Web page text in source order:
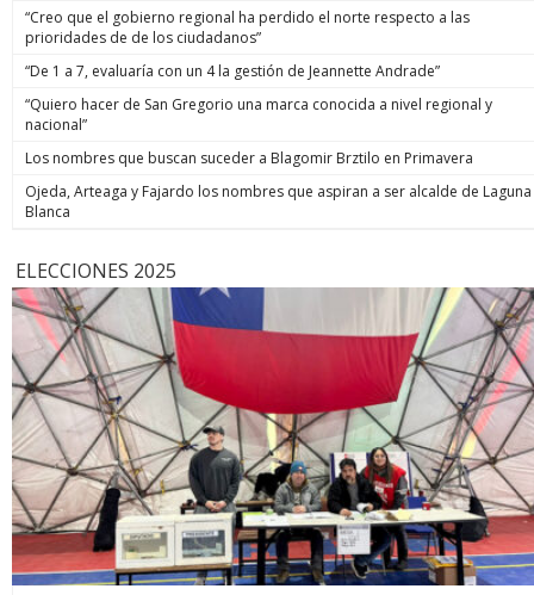
“Creo que el gobierno regional ha perdido el norte respecto a las
prioridades de de los ciudadanos”
“De 1 a 7, evaluaría con un 4 la gestión de Jeannette Andrade”
“Quiero hacer de San Gregorio una marca conocida a nivel regional y
nacional”
Los nombres que buscan suceder a Blagomir Brztilo en Primavera
Ojeda, Arteaga y Fajardo los nombres que aspiran a ser alcalde de Laguna
Blanca
ELECCIONES 2025